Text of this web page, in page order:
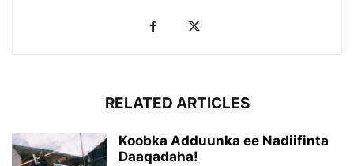
RELATED ARTICLES
Koobka Adduunka ee Nadiifinta
Daaqadaha!